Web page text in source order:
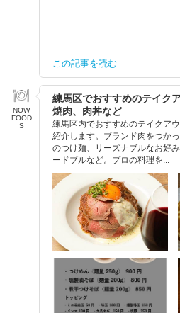
この記事を読む
NOW
FOOD
S
練馬区でおすすめのテイク
焼肉、肉丼など
練馬区内でおすすめのテイクア
紹介します。ブランド肉をつか
のつけ麺、リーズナブルなお好
ードブルなど。プロの料理を...